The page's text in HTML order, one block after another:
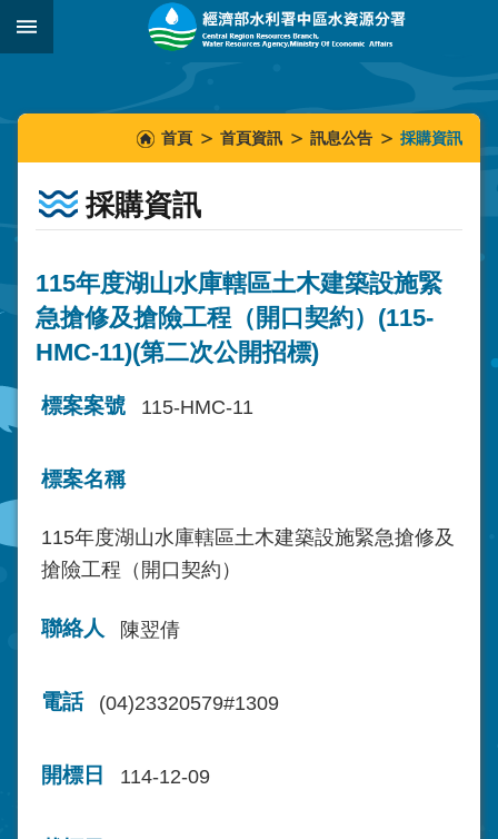
跳到主要內容區塊
::::::
首頁 首頁資訊 訊息公告 採購資訊
採購資訊
115年度湖山水庫轄區土木建築設施緊
急搶修及搶險工程（開口契約）(115-
HMC-11)(第二次公開招標)
標案案號 115-HMC-11
標案名稱
115年度湖山水庫轄區土木建築設施緊急搶修及
搶險工程（開口契約）
聯絡人 陳翌倩
電話 (04)23320579#1309
開標日 114-12-09